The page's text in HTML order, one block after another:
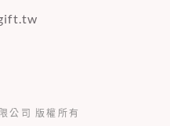
公司 版權所有